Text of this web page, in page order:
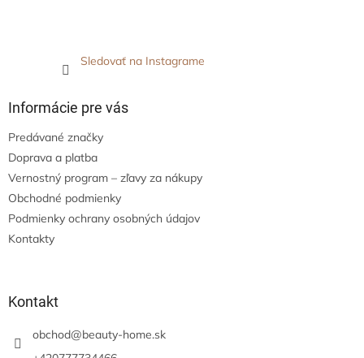
Sledovať na Instagrame
Informácie pre vás
Predávané značky
Doprava a platba
Vernostný program – zľavy za nákupy
Obchodné podmienky
Podmienky ochrany osobných údajov
Kontakty
Kontakt
obchod@beauty-home.sk